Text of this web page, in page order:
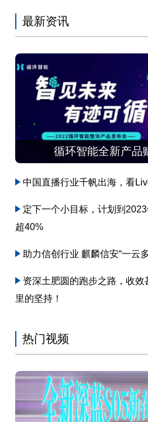
最新资讯
循环智能全新产品
中国直播行业千帆出海，看
定下一个小目标，计划到
超40%
助力信创行业 麒麟信安“一云
资深土肥圆的跑步之路，收
里的坚持！
热门视频